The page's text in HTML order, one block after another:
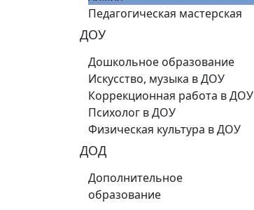
Педагогическая мастерская
ДОУ
Дошкольное образование
Искусство, музыка в ДОУ
Коррекционная работа в ДОУ
Психолог в ДОУ
Физическая культура в ДОУ
ДОД
Дополнительное
образование